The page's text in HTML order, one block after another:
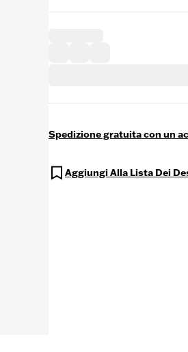
Spedizione gratuita con un
Aggiungi Alla Lista Dei